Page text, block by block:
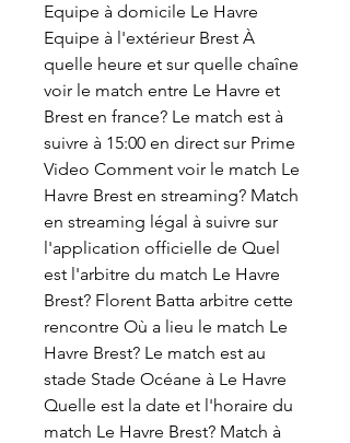
Equipe à domicile Le Havre
Equipe à l'extérieur Brest À
quelle heure et sur quelle chaîne
voir le match entre Le Havre et
Brest en france? Le match est à
suivre à 15:00 en direct sur Prime
Video Comment voir le match Le
Havre Brest en streaming? Match
en streaming légal à suivre sur
l'application officielle de Quel
est l'arbitre du match Le Havre
Brest? Florent Batta arbitre cette
rencontre Où a lieu le match Le
Havre Brest? Le match est au
stade Stade Océane à Le Havre
Quelle est la date et l'horaire du
match Le Havre Brest? Match à